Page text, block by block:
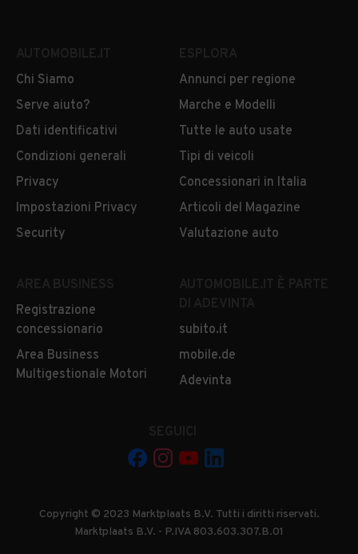
Chi Siamo
Serve aiuto?
Dati identificativi
Condizioni generali
Privacy
Impostazioni Privacy
Security
Annunci per regione
Marche e Modelli
Tutte le auto usate
Tipi di veicoli
Concessionari in Italia
Articoli del Magazine
Valutazione auto
Registrazione
concessionario
Area Business
Multigestionale Motori
subito.it
mobile.de
Adevinta
Copyright © 2023 Marktplaats B.V. Tutti i diritti riservati.
Marktplaats B.V. - P.IVA 803.603.307.B.01